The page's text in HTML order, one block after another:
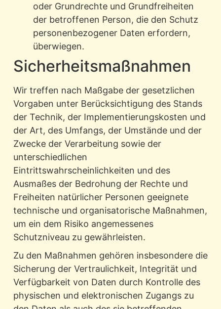
oder Grundrechte und Grundfreiheiten
der betroffenen Person, die den Schutz
personenbezogener Daten erfordern,
überwiegen.
Sicherheitsmaßnahmen
Wir treffen nach Maßgabe der gesetzlichen
Vorgaben unter Berücksichtigung des Stands
der Technik, der Implementierungskosten und
der Art, des Umfangs, der Umstände und der
Zwecke der Verarbeitung sowie der
unterschiedlichen
Eintrittswahrscheinlichkeiten und des
Ausmaßes der Bedrohung der Rechte und
Freiheiten natürlicher Personen geeignete
technische und organisatorische Maßnahmen,
um ein dem Risiko angemessenes
Schutzniveau zu gewährleisten.
Zu den Maßnahmen gehören insbesondere die
Sicherung der Vertraulichkeit, Integrität und
Verfügbarkeit von Daten durch Kontrolle des
physischen und elektronischen Zugangs zu